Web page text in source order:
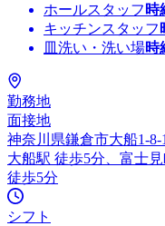
ホールスタッフ 時
キッチンスタッフ
皿洗い・洗い場時
勤務地
面接地
神奈川県鎌倉市大船1-8-
大船駅 徒歩5分、富士
徒歩5分
シフト